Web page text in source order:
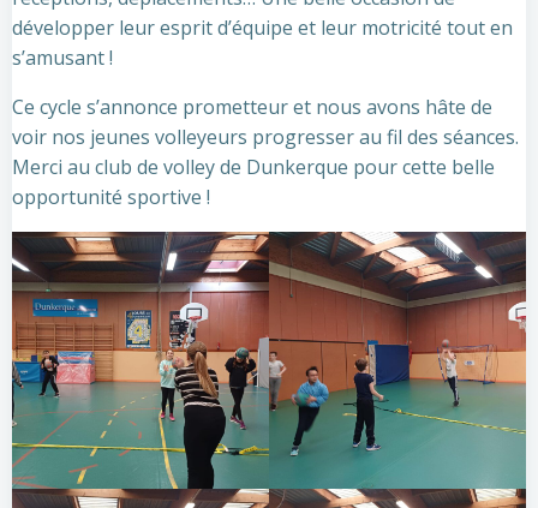
développer leur esprit d’équipe et leur motricité tout en
s’amusant !
Ce cycle s’annonce prometteur et nous avons hâte de
voir nos jeunes volleyeurs progresser au fil des séances.
Merci au club de volley de Dunkerque pour cette belle
opportunité sportive !